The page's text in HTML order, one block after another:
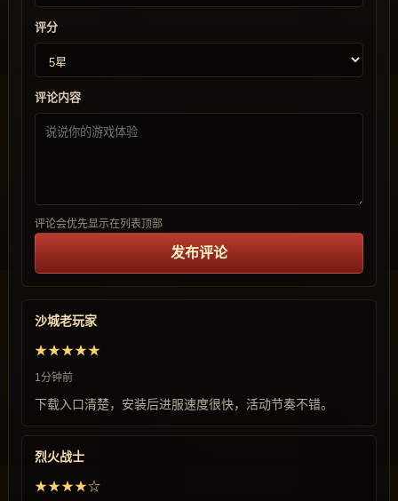
评分
评论内容
评论会优先显示在列表顶部
发布评论
沙城老玩家
★★★★★
1分钟前
下载入口清楚，安装后进服速度很快，活动节奏不错。
烈火战士
★★★★☆